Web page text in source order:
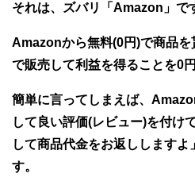
それは、ズバリ「Amazon」で
Amazonから無料(0円)で商品を
で販売して利益を得ることを0
簡単に言ってしまえば、
して良い評価(レビュー)を付け
して商品代金をお返ししますよ
す。